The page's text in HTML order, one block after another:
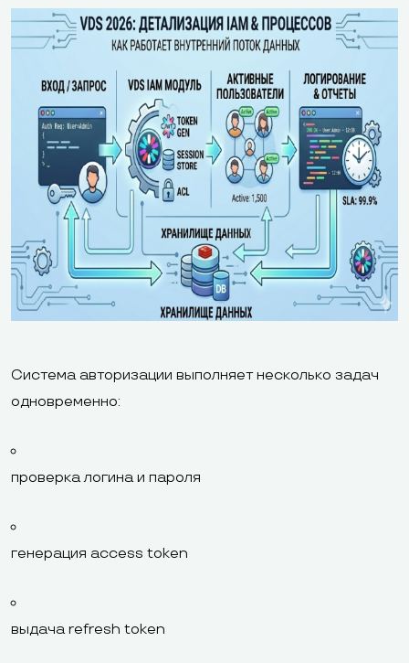
Система авторизации выполняет несколько задач
одновременно:
проверка логина и пароля
генерация access token
выдача refresh token